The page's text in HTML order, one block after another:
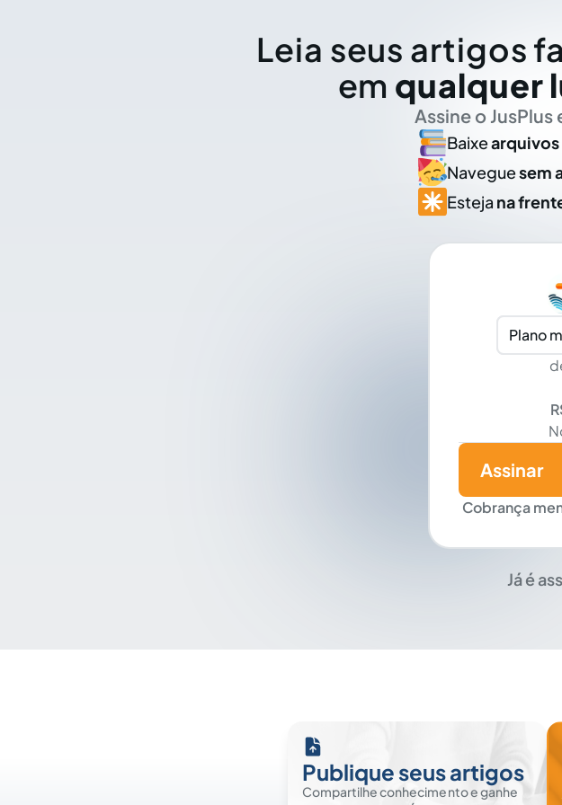
Leia seus artigos
em qualquer
Assine o
Baixearquivos
Naveguesem
Esteja na
Plano
Cobrança
Assinar
Já é
Publique seus artigos
Compartilhe conhecimento e ganhe